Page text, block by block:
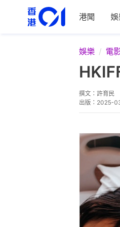
港聞
娛樂 電
撰文： 許育民
出版： 2025-